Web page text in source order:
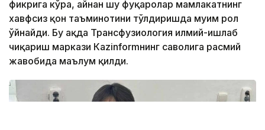
фикрига кўра, айнан шу фуқаролар мамлакатнинг
хавфсиз қон таъминотини тўлдиришда муҳим рол
ўйнайди. Бу ҳақда Трансфузиология илмий-ишлаб
чиқариш маркази Кazinformнинг саволига расмий
жавобида маълум қилди.